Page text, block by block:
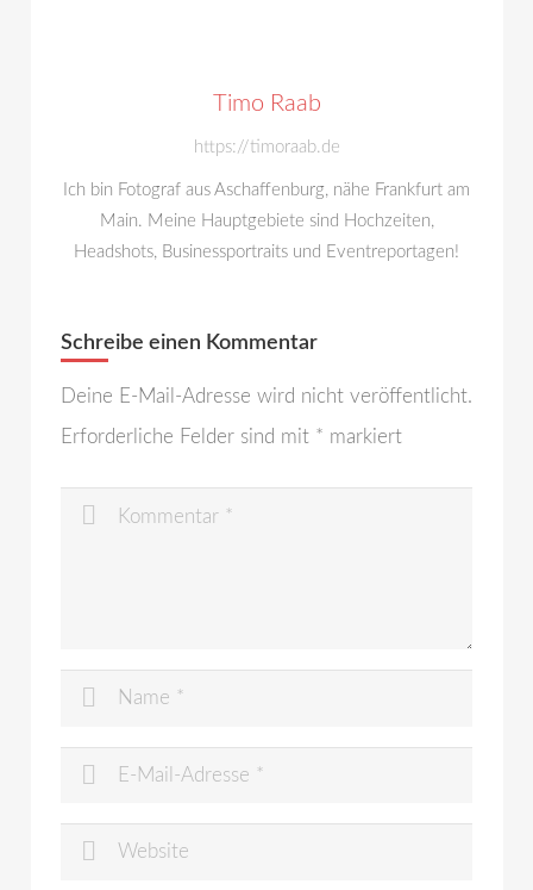
Timo Raab
https://timoraab.de
Ich bin Fotograf aus Aschaffenburg, nähe Frankfurt am
Main. Meine Hauptgebiete sind Hochzeiten,
Headshots, Businessportraits und Eventreportagen!
Schreibe einen Kommentar
Deine E-Mail-Adresse wird nicht veröffentlicht.
Erforderliche Felder sind mit * markiert